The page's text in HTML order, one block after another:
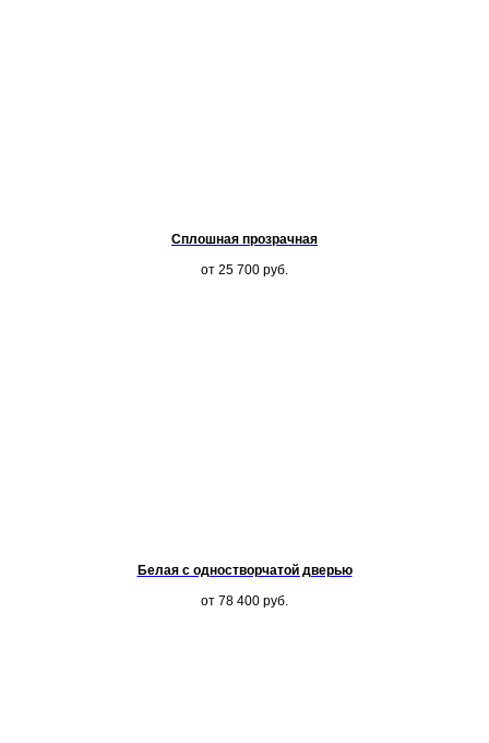
Сплошная прозрачная
от 25 700 руб.
Белая с одностворчатой дверью
от 78 400 руб.